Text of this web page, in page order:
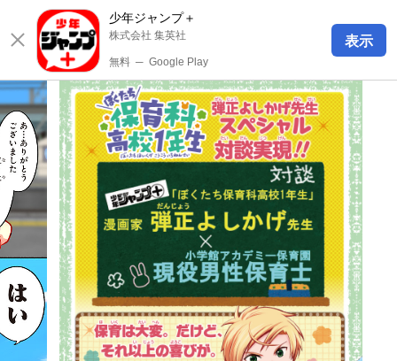
少年ジャンプ＋
株式会社 集英社
無料 ─ Google Play
表示